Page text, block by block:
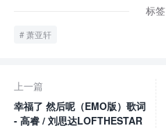
标签
萧亚轩
上一篇
幸福了 然后呢（EMO版）歌词
- 高睿 / 刘思达LOFTHESTAR